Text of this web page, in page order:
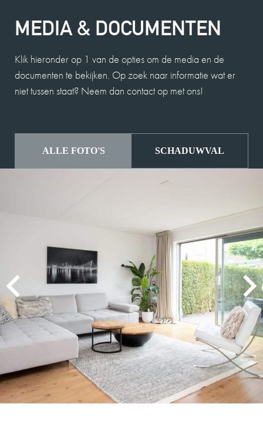
MEDIA & DOCUMENTEN
Klik hieronder op 1 van de opties om de media en de
documenten te bekijken. Op zoek naar informatie wat er
niet tussen staat? Neem dan contact op met ons!
ALLE FOTO'S SCHADUWVAL
MEVROUW A. WIJNA
aanbevelen als makelaar. Hij geeft goede
adviezen, is zeer punctueel en betrouwbaar.
2025-08-26
MEVROUW E. HENDRIKS
De contacten met Charles liepen zeer goed. Hij
voldeed boven verwachting en alles verliep
vlekkeloos. Wij waren zeer tevreden over de
gehele samenwerking en zouden Charles als